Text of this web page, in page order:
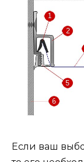
Если ваш